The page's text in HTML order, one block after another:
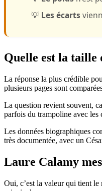
💡 Les écarts
Quelle est la taille
La réponse la plus crédible
plusieurs pages sont
La question revient souvent,
parfois du trampoline avec les
Les données biographiques
très documentée, avec un
Laure Calamy
Oui, c’est la valeur qui tient